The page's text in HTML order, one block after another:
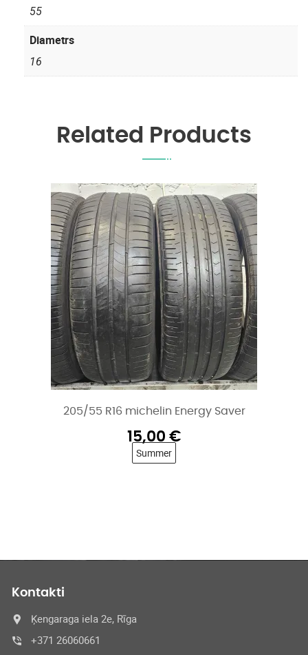
55
Diametrs
16
Related Products
205/55 R16 michelin Energy Saver
15,00 €
Summer
Kontakti
Ķengaraga iela 2e, Rīga
+371 26060661